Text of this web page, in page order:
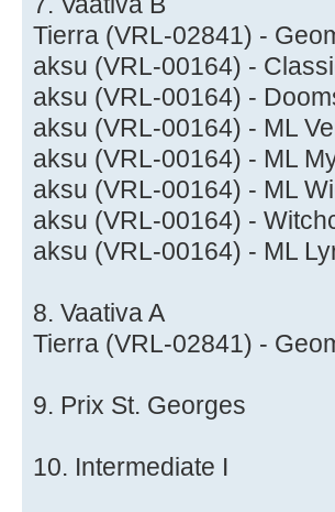
Tierra (VRL-02841) -
aksu (VRL-00164) -
aksu (VRL-00164) -
aksu (VRL-00164) - ML
aksu (VRL-00164) - ML
aksu (VRL-00164) - ML
aksu (VRL-00164) -
aksu (VRL-00164) - ML
8. Vaativa A
Tierra (VRL-02841) -
9. Prix St. Georges
10. Intermediate I